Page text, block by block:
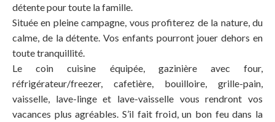
détente pour toute la famille.
Située en pleine campagne, vous profiterez de la nature, du
calme, de la détente. Vos enfants pourront jouer dehors en
toute tranquillité.
Le coin cuisine équipée, gazinière avec four,
réfrigérateur/freezer, cafetière, bouilloire, grille-pain,
vaisselle, lave-linge et lave-vaisselle vous rendront vos
vacances plus agréables. S’il fait froid, un bon feu dans la